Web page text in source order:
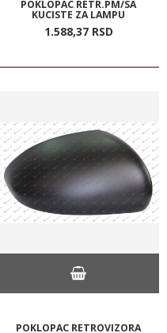
POKLOPAC RETR.PM/SA
KUCISTE ZA LAMPU
1.588,37 RSD
POKLOPAC RETROVIZORA